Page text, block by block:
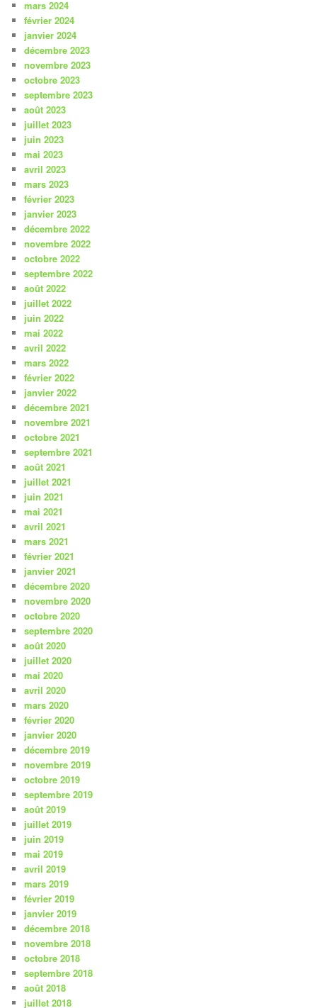
mars 2024
février 2024
janvier 2024
décembre 2023
novembre 2023
octobre 2023
septembre 2023
août 2023
juillet 2023
juin 2023
mai 2023
avril 2023
mars 2023
février 2023
janvier 2023
décembre 2022
novembre 2022
octobre 2022
septembre 2022
août 2022
juillet 2022
juin 2022
mai 2022
avril 2022
mars 2022
février 2022
janvier 2022
décembre 2021
novembre 2021
octobre 2021
septembre 2021
août 2021
juillet 2021
juin 2021
mai 2021
avril 2021
mars 2021
février 2021
janvier 2021
décembre 2020
novembre 2020
octobre 2020
septembre 2020
août 2020
juillet 2020
mai 2020
avril 2020
mars 2020
février 2020
janvier 2020
décembre 2019
novembre 2019
octobre 2019
septembre 2019
août 2019
juillet 2019
juin 2019
mai 2019
avril 2019
mars 2019
février 2019
janvier 2019
décembre 2018
novembre 2018
octobre 2018
septembre 2018
août 2018
juillet 2018